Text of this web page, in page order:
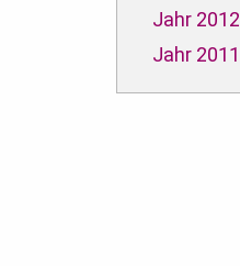
Jahr 2012
Jahr 2011